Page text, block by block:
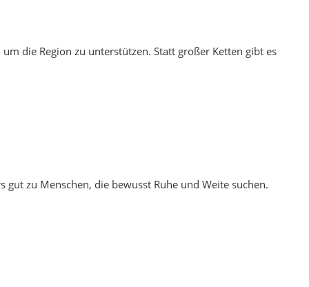
Auf dem Tisch stehen häufig
Dörfern werden oft eigene Produkte verwendet – von